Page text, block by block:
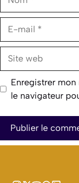
E-
Site
Enregistrer
le navigateur